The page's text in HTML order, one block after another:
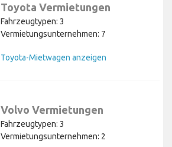
Toyota Vermietungen
Fahrzeugtypen: 3
Vermietungsunternehmen: 7
Toyota-Mietwagen anzeigen
Volvo Vermietungen
Fahrzeugtypen: 3
Vermietungsunternehmen: 2